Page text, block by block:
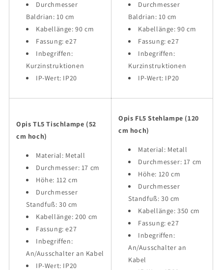
Durchmesser
Baldrian: 10 cm
Kabellänge: 90 cm
Fassung: e27
Inbegriffen:
Kurzinstruktionen
IP-Wert: IP20
Durchmesser
Baldrian: 10 cm
Kabellänge: 90 cm
Fassung: e27
Inbegriffen:
Kurzinstruktionen
IP-Wert: IP20
Opis TL5 Tischlampe (52
cm hoch)
Material: Metall
Durchmesser: 17 cm
Höhe: 112 cm
Durchmesser
Standfuß: 30 cm
Kabellänge: 200 cm
Fassung: e27
Inbegriffen:
An/Ausschalter an Kabel
IP-Wert: IP20
Opis FL5 Stehlampe (120
cm hoch)
Material: Metall
Durchmesser: 17 cm
Höhe: 120 cm
Durchmesser
Standfuß: 30 cm
Kabellänge: 350 cm
Fassung: e27
Inbegriffen:
An/Ausschalter an
Kabel